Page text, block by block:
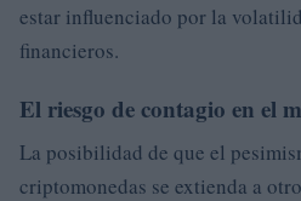
estar influenciado por la
financieros.
El riesgo de contagio en el
La posibilidad de que el
criptomonedas se extienda a